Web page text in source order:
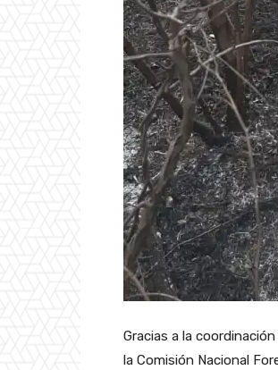
Gracias a la
la Comisión Nacional